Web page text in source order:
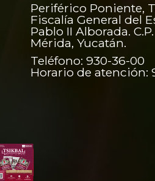
Periférico Poniente,
Fiscalía General del
Pablo II Alborada.
Mérida, Yucatán.
Teléfono: 930-36-00
Horario de atención: